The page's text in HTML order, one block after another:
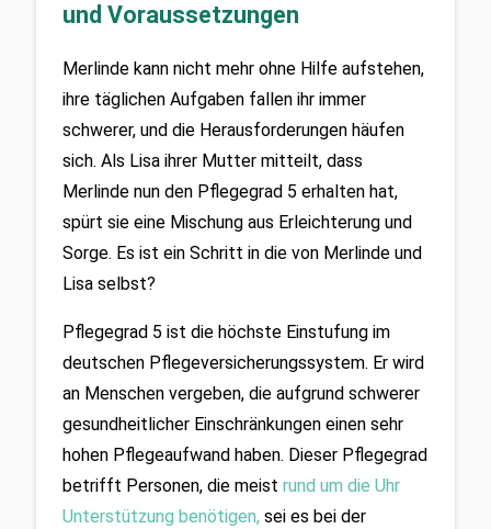
und Voraussetzungen
Merlinde kann nicht mehr ohne Hilfe aufstehen,
ihre täglichen Aufgaben fallen ihr immer
schwerer, und die Herausforderungen häufen
sich. Als Lisa ihrer Mutter mitteilt, dass
Merlinde nun den Pflegegrad 5 erhalten hat,
spürt sie eine Mischung aus Erleichterung und
Sorge. Es ist ein Schritt in die von Merlinde und
Lisa selbst?
Pflegegrad 5 ist die höchste Einstufung im
deutschen Pflegeversicherungssystem. Er wird
an Menschen vergeben, die aufgrund schwerer
gesundheitlicher Einschränkungen einen sehr
hohen Pflegeaufwand haben. Dieser Pflegegrad
betrifft Personen, die meist rund um die Uhr
Unterstützung benötigen, sei es bei der